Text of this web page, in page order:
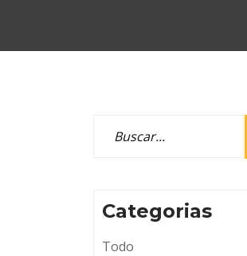
Categorias
Todo